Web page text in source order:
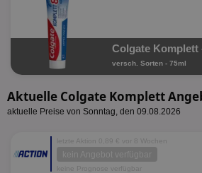
Colgate Komplett
versch. Sorten - 75ml
Aktuelle Colgate Komplett
aktuelle Preise von Sonntag, den 09.08.2026
letzte Aktion 0,89 € vor 8 Wochen
kein Angebot verfügbar
keine Prognose verfügbar